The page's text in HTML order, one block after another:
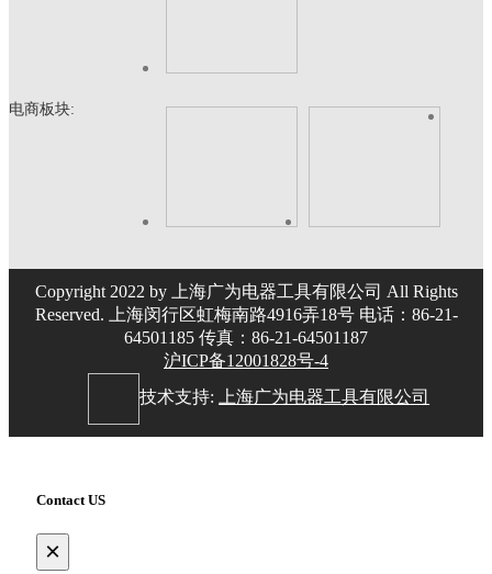
电商板块:
Copyright 2022 by 上海广为电器工具有限公司 All Rights
Reserved. 上海闵行区虹梅南路4916弄18号 电话：86-21-
64501185 传真：86-21-64501187
沪ICP备12001828号-4
技术支持:上海广为电器工具有限公司
Contact US
×